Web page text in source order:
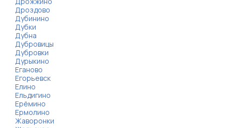
Дроздово
Дубинино
Дубки
Дубна
Дубровицы
Дубровки
Дурыкино
Еганово
Егорьевск
Елино
Ельдигино
Ерёмино
Ермолино
Жаворонки